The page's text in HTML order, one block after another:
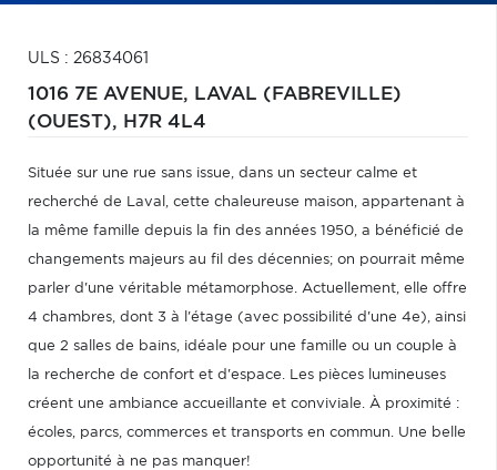
ULS : 26834061
1016 7E AVENUE, LAVAL (FABREVILLE)
(OUEST), H7R 4L4
Située sur une rue sans issue, dans un secteur calme et
recherché de Laval, cette chaleureuse maison, appartenant à
la même famille depuis la fin des années 1950, a bénéficié de
changements majeurs au fil des décennies; on pourrait même
parler d'une véritable métamorphose. Actuellement, elle offre
4 chambres, dont 3 à l'étage (avec possibilité d'une 4e), ainsi
que 2 salles de bains, idéale pour une famille ou un couple à
la recherche de confort et d'espace. Les pièces lumineuses
créent une ambiance accueillante et conviviale. À proximité :
écoles, parcs, commerces et transports en commun. Une belle
opportunité à ne pas manquer!